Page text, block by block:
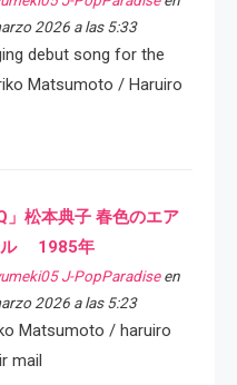
2026 a las 5:33
debut song for the
Matsumoto / Haruiro
」松本典子 春色のエア
ル 1985年
J-PopParadiseen
2026 a las 5:23
Matsumoto / haruiro
mail